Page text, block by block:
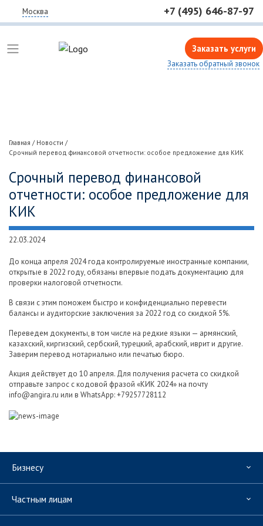
Москва +7 (495) 646-87-97
Заказать услуги
Заказать обратный звонок
Главная / Новости /
Срочный перевод финансовой отчетности: особое предложение для КИК
Срочный перевод финансовой
отчетности: особое предложение для
КИК
22.03.2024
До конца апреля 2024 года контролируемые иностранные компании,
открытые в 2022 году, обязаны впервые подать документацию для
проверки налоговой отчетности.
В связи с этим поможем быстро и конфиденциально перевести
балансы и аудиторские заключения за 2022 год со скидкой 5%.
Переведем документы, в том числе на редкие языки — армянский,
казахский, киргизский, сербский, турецкий, арабский, иврит и другие.
Заверим перевод нотариально или печатью бюро.
Акция действует до 10 апреля. Для получения расчета со скидкой
отправьте запрос с кодовой фразой «КИК 2024» на почту
info@angira.ru или в WhatsApp: +79257728112
Бизнесу
Частным лицам